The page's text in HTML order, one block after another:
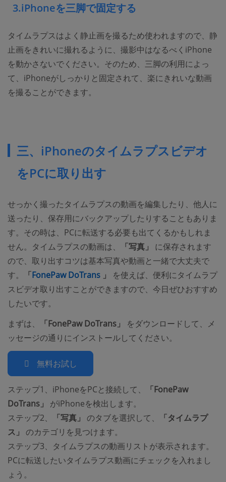
3.iPhoneを三脚で固定する
タイムラプスはよく静止画を撮るため使われますので、静
止画をきれいに撮れるように、撮影中はなるべくiPhone
を動かさないでください。そのため、三脚の利用によっ
て、iPhoneがしっかりと固定されて、楽にきれいな動画
を撮ることができます。
三、iPhoneのタイムラプスビデオ
をPCに取り出す
せっかく撮ったタイムラプスの動画を編集したり、他人に
送ったり、保存用にバックアップしたりすることもありま
す。その時は、PCに転送する必要も出てくるかもしれま
せん。タイムラプスの動画は、
「写真」
に保存されます
ので、取り出すコツは基本写真や動画と一緒で大丈夫で
す。
「FonePaw DoTrans (opens new window)
」
を使えば、便利にタイムラプ
スビデオ取り出すことができますので、今日ぜひおすすめ
したいです。
まずは、
「FonePaw DoTrans」
をダウンロードして、メ
ッセージの通りにインストールしてください。
無料お試し
ステップ1、iPhoneをPCと接続して、
「FonePaw
DoTrans」
がiPhoneを検出します。
ステップ2、
「写真」 のタブを選択して、
「タイムラプ
ス」 のカテゴリを見つけます。
ステップ3、タイムラプスの動画リストが表示されます。
PCに転送したいタイムラプス動画にチェックを入れまし
ょう。